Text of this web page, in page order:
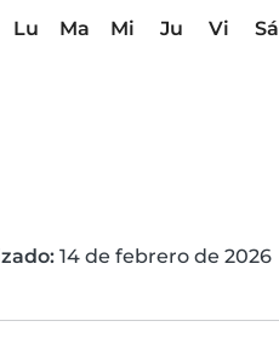
Lu Ma Mi Ju Vi Sá
14 de febrero de 2026